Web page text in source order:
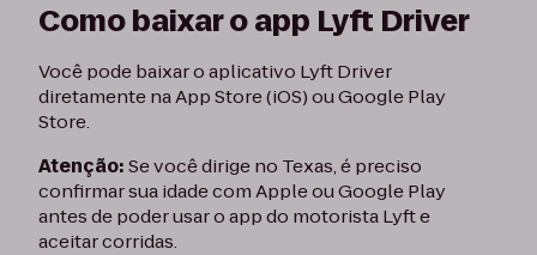
Como baixar o app Lyft Driver
Você pode baixar o aplicativo Lyft Driver
diretamente na App Store (iOS) ou Google Play
Store.
Atenção:Se você dirige no Texas, é preciso
confirmar sua idade com Apple ou Google Play
antes de poder usar o app do motorista Lyft e
aceitar corridas.